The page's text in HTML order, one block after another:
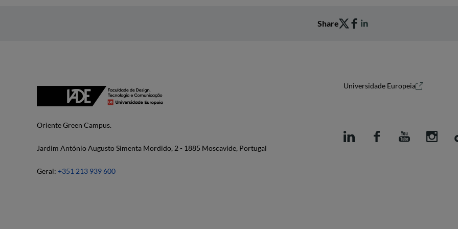
Share
Oriente Green Campus.
Jardim António Augusto Simenta Mordido, 2 - 1885 Moscavide, Portugal
Geral: +351 213 939 600
Universidade Europeia